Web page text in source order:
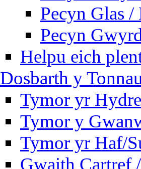
Pecyn Glas /
Pecyn
Helpu eich
Dosbarth y
Tymor yr
Tymor y
Tymor yr Haf/
Gwaith Cartref